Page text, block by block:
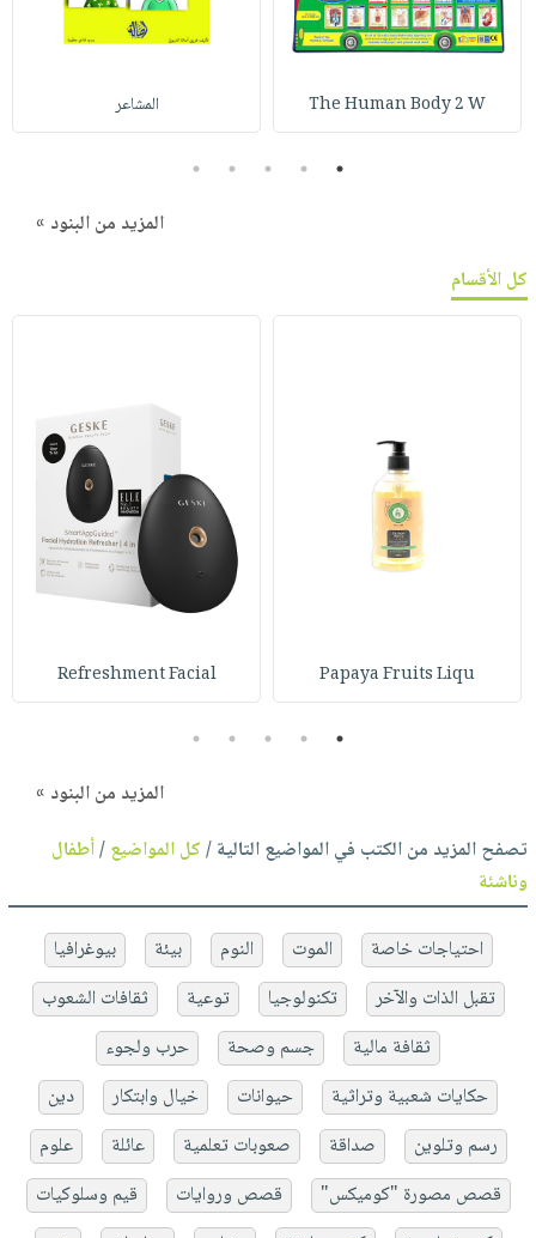
The Human Body 2 W المشاعر
1
2
3
4
5
المزيد من البنود »
كل الأقسام
Papaya Fruits Liqu
Refreshment Facial
1
2
3
4
5
المزيد من البنود »
تصفح المزيد من الكتب في المواضيع التالية /كل المواضيع/أطفال
وناشئة
احتياجات خاصة الموت النوم بيئة
بيوغرافيا
تقبل الذات والآخر
تكنولوجيا توعية
ثقافات الشعوب
ثقافة مالية
جسم وصحة
حرب ولجوء
حكايات شعبية وتراثية
حيوانات خيال وابتكار
دين
رسم وتلوين
صداقة صعوبات تعلمية عائلة
علوم
قصص مصورة "كوميكس"
قصص وروايات
قيم وسلوكيات